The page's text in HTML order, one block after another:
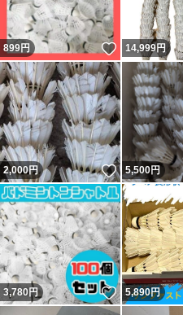
899円 いいね！
14,999円
2,000円 いいね！
5,500円
3,780 円 いいね！
5,890円